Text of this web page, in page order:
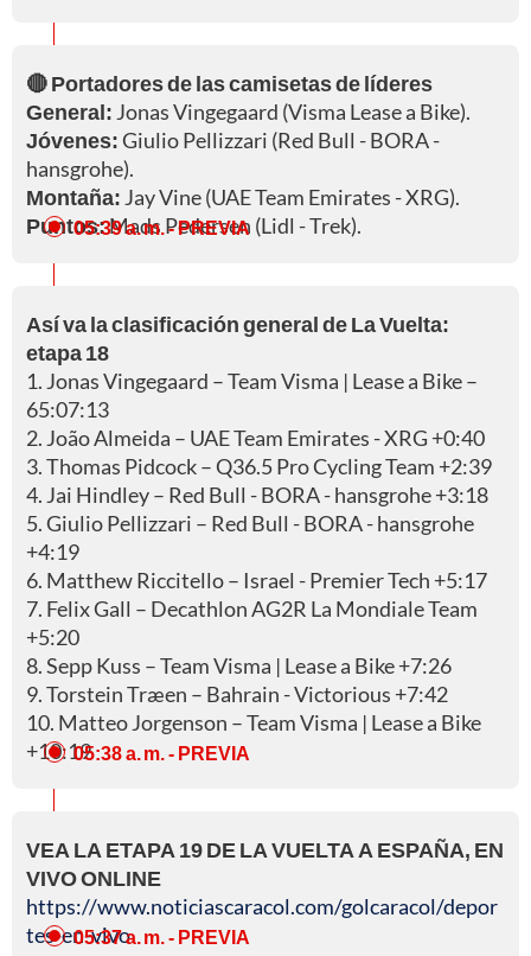
🔴 Portadores de las camisetas de líderes
General: Jonas Vingegaard (Visma Lease a Bike).
Jóvenes:Giulio Pellizzari (Red Bull - BORA -
hansgrohe).
Montaña: Jay Vine (UAE Team Emirates - XRG).
Puntos:Mads Pedersen (Lidl - Trek).
05:39 a. m.- PREVIA
Así va la clasificación general de La Vuelta:
etapa 18
Jonas Vingegaard – Team Visma | Lease a Bike –
65:07:13
João Almeida – UAE Team Emirates - XRG +0:40
Thomas Pidcock – Q36.5 Pro Cycling Team +2:39
Jai Hindley – Red Bull - BORA - hansgrohe +3:18
Giulio Pellizzari – Red Bull - BORA - hansgrohe
+4:19
Matthew Riccitello – Israel - Premier Tech +5:17
Felix Gall – Decathlon AG2R La Mondiale Team
+5:20
Sepp Kuss – Team Visma | Lease a Bike +7:26
Torstein Træen – Bahrain - Victorious +7:42
Matteo Jorgenson – Team Visma | Lease a Bike
+10:1905:38 a. m.- PREVIA
VEA LA ETAPA 19 DE LA VUELTA A ESPAÑA, EN
VIVO ONLINE
https://www.noticiascaracol.com/golcaracol/depor
tes-en-vivo
05:37 a. m.- PREVIA